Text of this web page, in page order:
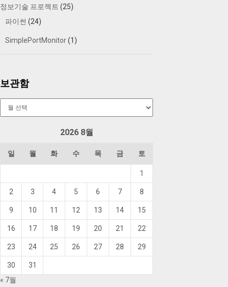
정보기술 프로젝트 (25)
파이썬 (24)
SimplePortMonitor(1)
보관함
2026 8월
일 월 화 수 목 금 토
1
2 3 4 5 6 7 8
9 10 11 12 13 14 15
16 17 18 19 20 21 22
23 24 25 26 27 28 29
30
31
« 7월